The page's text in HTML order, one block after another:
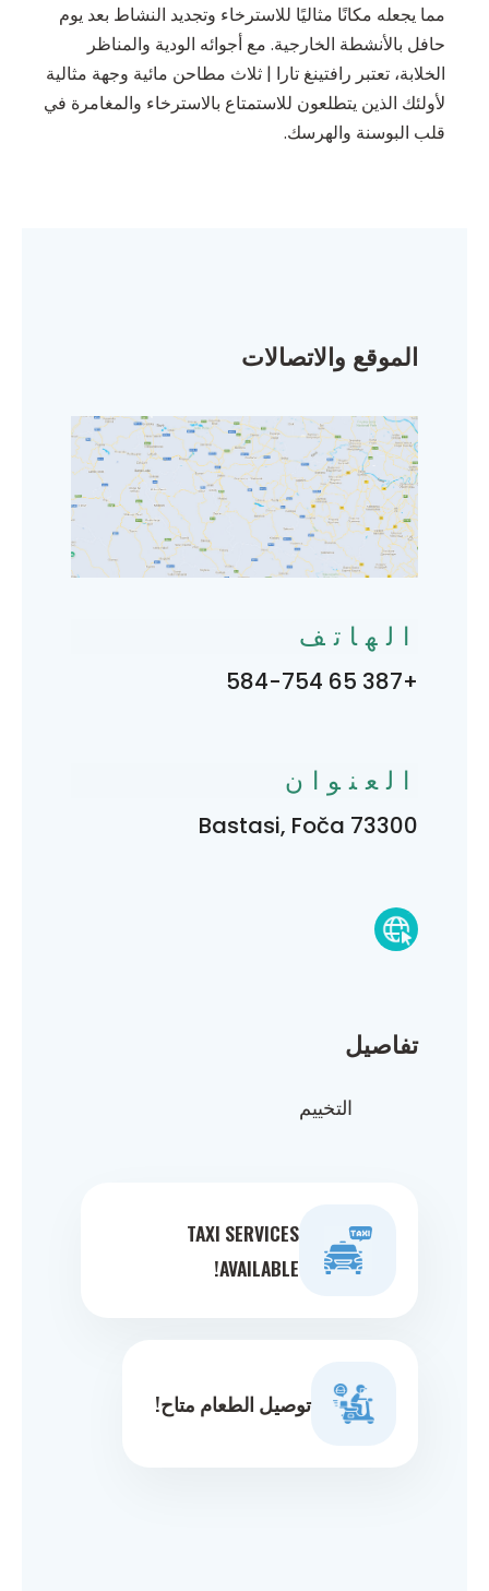
مما يجعله مكانًا مثاليًا للاسترخاء وتجديد النشاط بعد يوم
حافل بالأنشطة الخارجية. مع أجوائه الودية والمناظر
الخلابة، تعتبر رافتينغ تارا | ثلاث مطاحن مائية وجهة مثالية
لأولئك الذين يتطلعون للاستمتاع بالاسترخاء والمغامرة في
قلب البوسنة والهرسك.
تفاصيل
التخييم
TAXI SERVICES
AVAILABLE!
توصيل الطعام متاح!
الموقع والاتصالات
الهاتف
+387 65 584-754
العنوان
Bastasi, Foča 73300